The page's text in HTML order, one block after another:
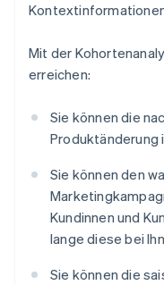
Mit der
erreichen:
Sie können die
Produktänderung
Sie können den
Kundinnen und
lange diese bei
Sie können die